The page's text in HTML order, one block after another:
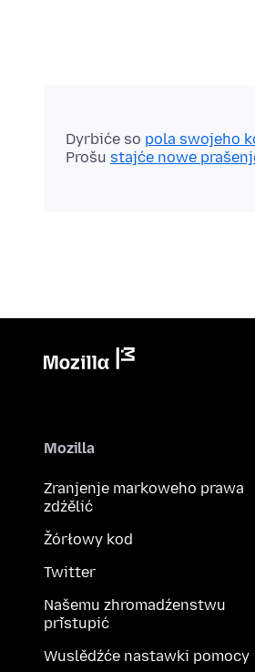
Dyrbiće so pola swojeho
Prošu stajće nowe
Mozilla
Zranjenje markoweho prawa
zdźělić
Žórłowy kod
Twitter
Našemu zhromadźenstwu
přistupić
Wuslědźće nastawki pomocy